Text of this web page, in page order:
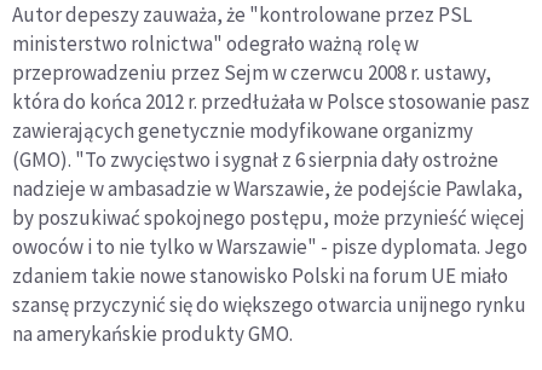
Autor depeszy zauważa, że "kontrolowane przez PSL
ministerstwo rolnictwa" odegrało ważną rolę w
przeprowadzeniu przez Sejm w czerwcu 2008 r. ustawy,
która do końca 2012 r. przedłużała w Polsce stosowanie pasz
zawierających genetycznie modyfikowane organizmy
(GMO). "To zwycięstwo i sygnał z 6 sierpnia dały ostrożne
nadzieje w ambasadzie w Warszawie, że podejście Pawlaka,
by poszukiwać spokojnego postępu, może przynieść więcej
owoców i to nie tylko w Warszawie" - pisze dyplomata. Jego
zdaniem takie nowe stanowisko Polski na forum UE miało
szansę przyczynić się do większego otwarcia unijnego rynku
na amerykańskie produkty GMO.